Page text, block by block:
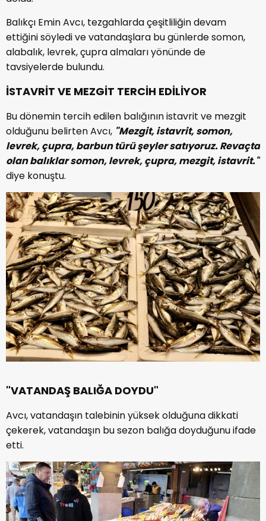
Balıkçı Emin Avcı, tezgahlarda çeşitliliğin devam
ettiğini söyledi ve vatandaşlara bu günlerde somon,
alabalık, levrek, çupra almaları yönünde de
tavsiyelerde bulundu.
İSTAVRİT VE MEZGİT TERCİH EDİLİYOR
Bu dönemin tercih edilen balığının istavrit ve mezgit
olduğunu belirten Avcı, "Mezgit, istavrit, somon,
levrek, çupra, barbun türü şeyler satıyoruz. Revaçta
olan balıklar somon, levrek, çupra, mezgit, istavrit."
diye konuştu.
"VATANDAŞ BALIĞA DOYDU"
Avcı, vatandaşın talebinin yüksek olduğuna dikkati
çekerek, vatandaşın bu sezon balığa doyduğunu ifade
etti.